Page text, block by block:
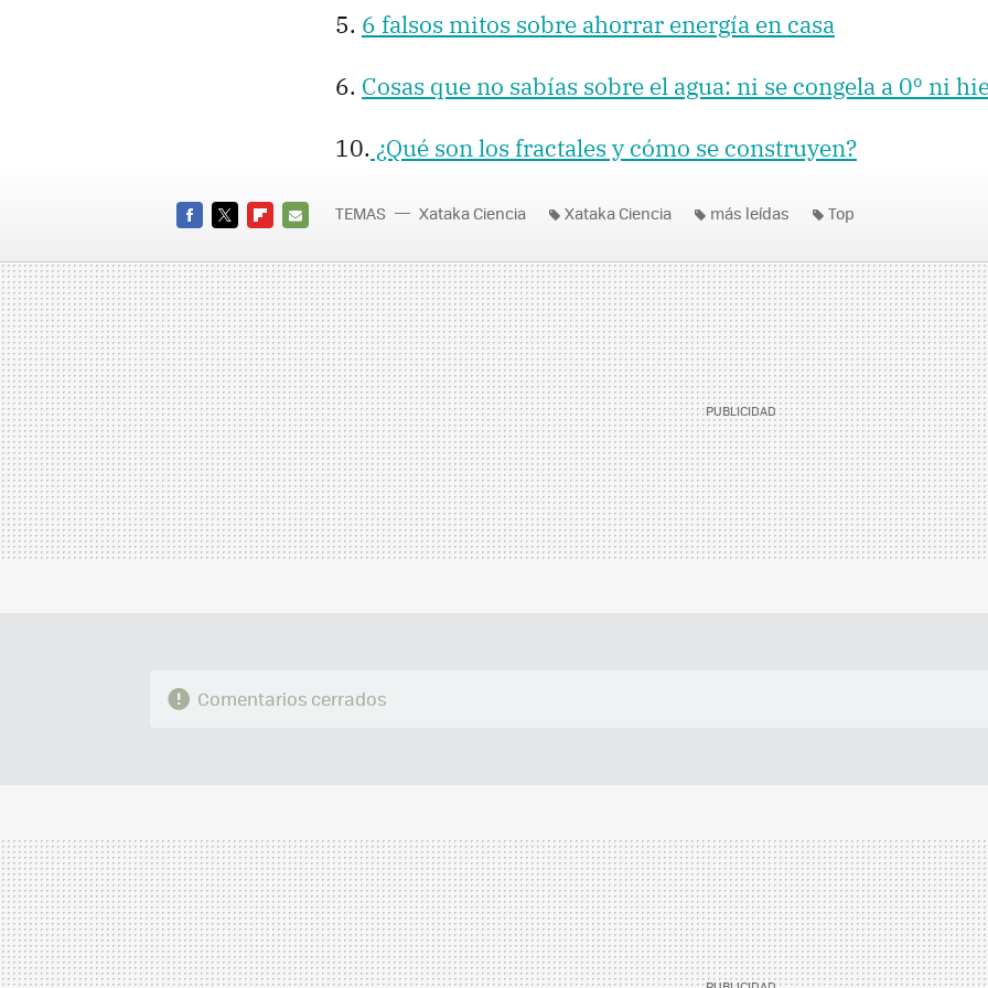
6 falsos mitos sobre ahorrar energía en casa
Cosas que no sabías sobre el agua: ni se congela a 0º ni
10. ¿Qué son los fractales y cómo se construyen?
MAIL
TEMAS Xataka Ciencia Xataka Ciencia más leídas Top
Comentarios cerrados